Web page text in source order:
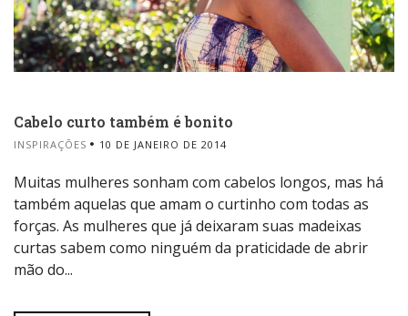
Cabelo curto também é bonito
INSPIRAÇÕES 10 DE JANEIRO DE 2014
Muitas mulheres sonham com cabelos longos, mas há
também aquelas que amam o curtinho com todas as
forças. As mulheres que já deixaram suas madeixas
curtas sabem como ninguém da praticidade de abrir
mão do...